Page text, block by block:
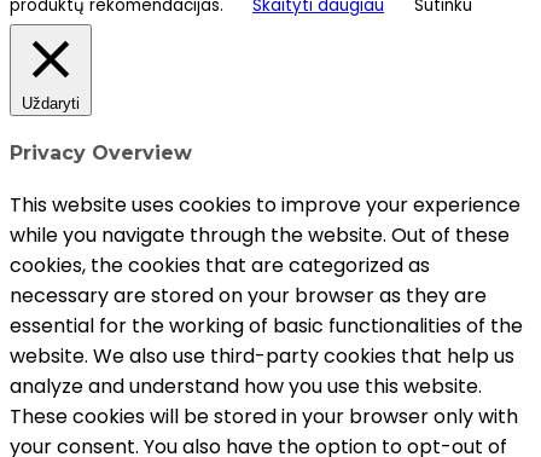
produktų rekomendacijas.
Skaityti daugiau Sutinku
Uždaryti
Privacy Overview
This website uses cookies to improve your experience
while you navigate through the website. Out of these
cookies, the cookies that are categorized as
necessary are stored on your browser as they are
essential for the working of basic functionalities of the
website. We also use third-party cookies that help us
analyze and understand how you use this website.
These cookies will be stored in your browser only with
your consent. You also have the option to opt-out of